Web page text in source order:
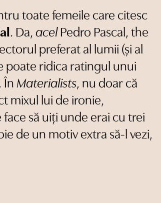
toate femeile care citesc
. Da, acelPedro Pascal, the
preferat al lumii (și al
poate ridica ratingul unui
În Materialists, nu doar că
mixul lui de ironie,
să uiți unde erai cu trei
de un motiv extra să-l vezi,